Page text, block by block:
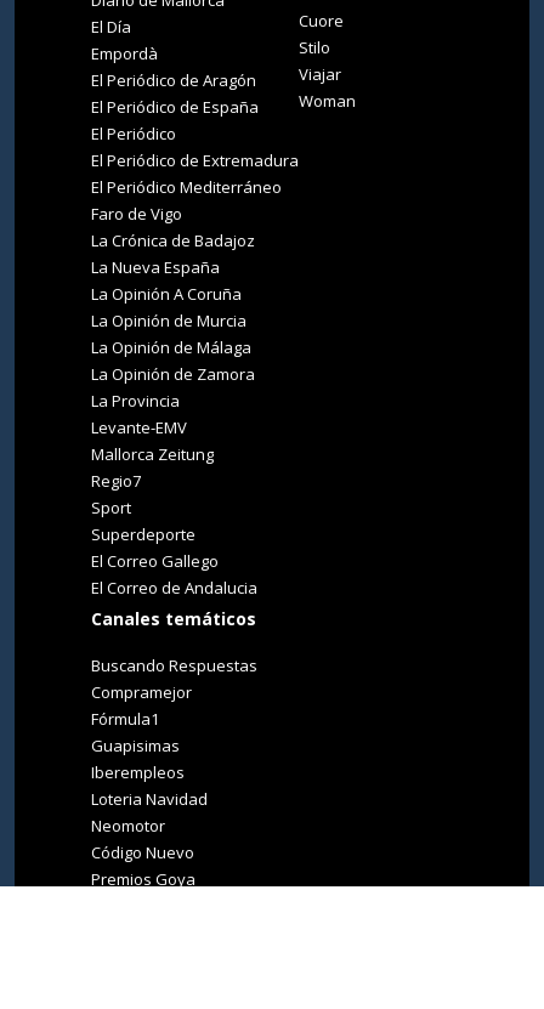
El Día
Empordà
El Periódico de Aragón
El Periódico de España
El Periódico
El Periódico de Extremadura
El Periódico Mediterráneo
Faro de Vigo
La Crónica de Badajoz
La Nueva España
La Opinión A Coruña
La Opinión de Murcia
La Opinión de Málaga
La Opinión de Zamora
La Provincia
Levante-EMV
Mallorca Zeitung
Regio7
Sport
Superdeporte
El Correo Gallego
El Correo de Andalucia
Canales temáticos
Buscando Respuestas
Compramejor
Fórmula1
Guapisimas
Iberempleos
Loteria Navidad
Neomotor
Código Nuevo
Premios Goya
Cuore
Stilo
Viajar
Woman